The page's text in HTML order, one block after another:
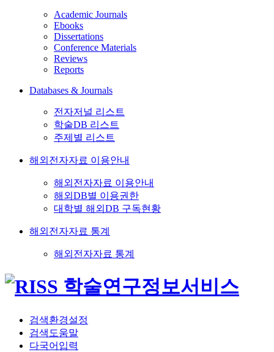
Academic Journals
Ebooks
Dissertations
Conference Materials
Reviews
Reports
Databases & Journals
전자저널 리스트
학술DB 리스트
주제별 리스트
해외전자자료 이용안내
해외전자자료 이용안내
해외DB별 이용권한
대학별 해외DB 구독현황
해외전자자료 통계
해외전자자료 통계
검색환경설정
검색도움말
다국어입력